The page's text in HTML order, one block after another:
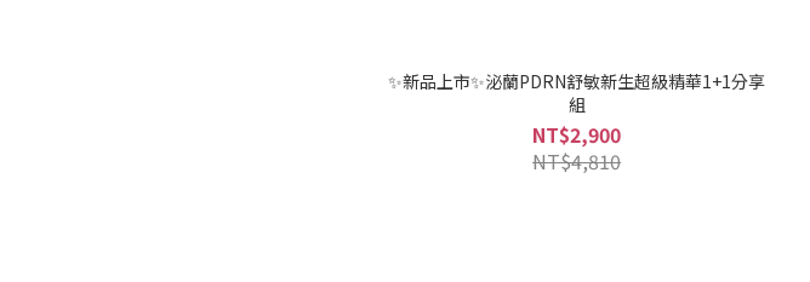
✨新品上市✨泌蘭PDRN舒敏新生超級精華1+1分享
組
NT$2,900
NT$4,810